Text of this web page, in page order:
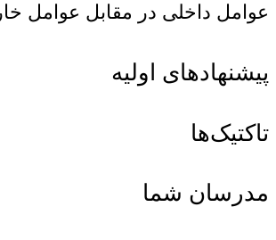
عوامل داخلی در مقابل عوامل
پیشنهادهای اولیه
تاکتیک‌ها
مدرسان شما